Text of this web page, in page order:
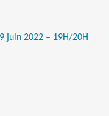
juin 2022 – 19H/20H